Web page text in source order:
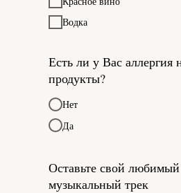
Водка
Есть ли у Вас аллергия
продукты?
Нет
Да
Оставьте свой любимый
музыкальный трек